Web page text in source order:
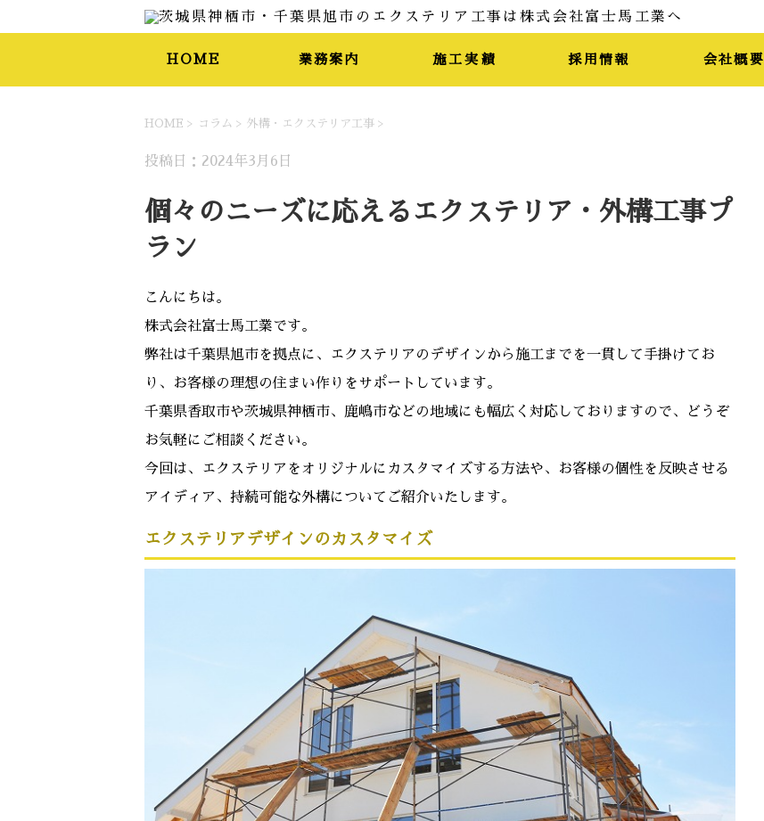
HOME 業務案内 施工実績 採用情報 会社概要
HOME > コラム > 外構・エクステリア工事 >
投稿日：2024年3月6日
個々のニーズに応えるエクステリア・外構工事プ
ラン
こんにちは。
株式会社富士馬工業です。
弊社は千葉県旭市を拠点に、エクステリアのデザインから施工までを一貫して手掛けてお
り、お客様の理想の住まい作りをサポートしています。
千葉県香取市や茨城県神栖市、鹿嶋市などの地域にも幅広く対応しておりますので、どうぞ
お気軽にご相談ください。
今回は、エクステリアをオリジナルにカスタマイズする方法や、お客様の個性を反映させる
アイディア、持続可能な外構についてご紹介いたします。
エクステリアデザインのカスタマイズ